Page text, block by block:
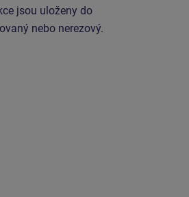
jsou uloženy do
nebo nerezový.